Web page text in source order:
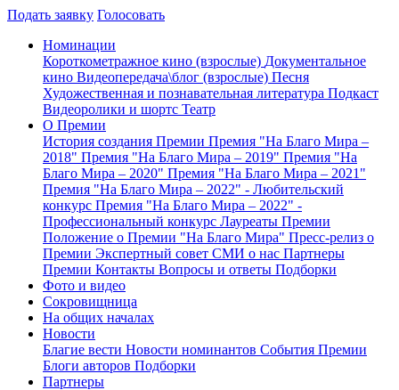
Подать заявку Голосовать
Номинации
Короткометражное кино (взрослые) Документальное
кино Видеопередача\блог (взрослые) Песня
Художественная и познавательная литература Подкаст
Видеоролики и шортс Театр
О Премии
История создания Премии Премия "На Благо Мира –
2018" Премия "На Благо Мира – 2019" Премия "На
Благо Мира – 2020" Премия "На Благо Мира – 2021"
Премия "На Благо Мира – 2022" - Любительский
конкурс Премия "На Благо Мира – 2022" -
Профессиональный конкурс Лауреаты Премии
Положение о Премии "На Благо Мира" Пресс-релиз о
Премии Экспертный совет СМИ о нас Партнеры
Премии Контакты Вопросы и ответы Подборки
Фото и видео
Сокровищница
На общих началах
Новости
Благие вести Новости номинантов События Премии
Блоги авторов Подборки
Партнеры